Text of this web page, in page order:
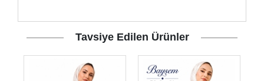
Tavsiye Edilen Ürünler